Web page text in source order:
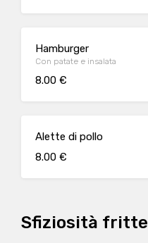
Hamburger
Con patate e insalata
8.00 €
Alette di pollo
8.00 €
Sfiziosità fritte